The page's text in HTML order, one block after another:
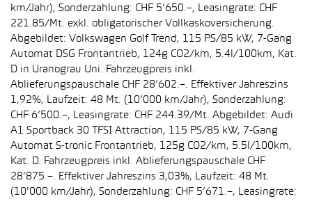
km/Jahr), Sonderzahlung: CHF 5’650.–, Leasingrate: CHF
221.85/Mt. exkl. obligatorischer Vollkaskoversicherung.
Abgebildet: Volkswagen Golf Trend, 115 PS/85 kW, 7-Gang
Automat DSG Frontantrieb, 124g CO2/km, 5.4l/100km, Kat.
D in Uranograu Uni. Fahrzeugpreis inkl.
Ablieferungspauschale CHF 28’602.–. Effektiver Jahreszins
1,92%, Laufzeit: 48 Mt. (10’000 km/Jahr), Sonderzahlung:
CHF 6’500.–, Leasingrate: CHF 244.39/Mt. Abgebildet: Audi
A1 Sportback 30 TFSI Attraction, 115 PS/85 kW, 7-Gang
Automat S-tronic Frontantrieb, 125g CO2/km, 5.5l/100km,
Kat. D. Fahrzeugpreis inkl. Ablieferungspauschale CHF
28’875.–. Effektiver Jahreszins 3,03%, Laufzeit: 48 Mt.
(10'000 km/Jahr), Sonderzahlung: CHF 5’671.–, Leasingrate: